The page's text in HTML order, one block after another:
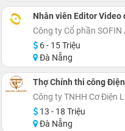
Nhân viên Editor Video
Công ty Cổ phần SOFIN
6 - 15 Triệu
Đà Nẵng
Thợ Chính thi công
Công ty TNHH Cơ Điện
13 - 18 Triệu
Đà Nẵng